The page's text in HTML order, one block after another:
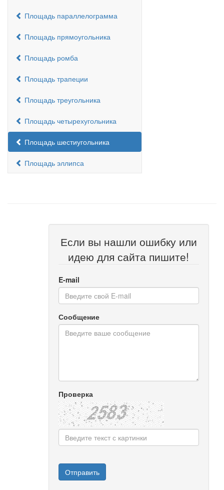
Площадь параллелограмма
Площадь прямоугольника
Площадь ромба
Площадь трапеции
Площадь треугольника
Площадь четырехугольника
Площадь шестиугольника
Площадь эллипса
Если вы нашли ошибку или
идею для сайта пишите!
E-mail
Сообщение
Проверка